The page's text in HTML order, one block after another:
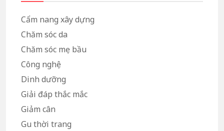
Cẩm nang xây dựng
Chăm sóc da
Chăm sóc mẹ bầu
Công nghệ
Dinh dưỡng
Giải đáp thắc mắc
Giảm cân
Gu thời trang